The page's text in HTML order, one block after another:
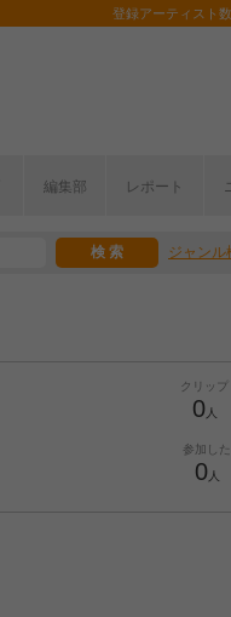
登録アーティスト
編集部 レポート
ジャンル
クリップ
0人
参加した
0人